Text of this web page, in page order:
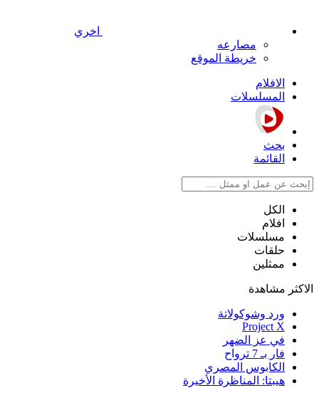
اخري
مصارعه
خريطة الموقع
الافلام
المسلسلات
بحث
القائمة
الكل
افلام
مسلسلات
حلقات
ممثلين
الاكثر مشاهدة
ورد وشوكولاتة
Project X
في عز الضهر
فار بـ 7 ترواح
الكابوس المصري
هيبتا: المناظرة الأخيرة